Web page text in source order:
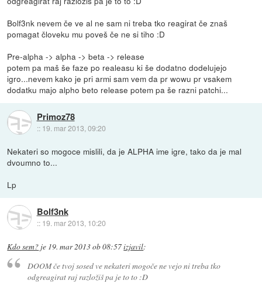
Bolf3nk nevem če ve al ne sam ni treba tko reagirat če znaš
pomagat človeku mu poveš če ne si tiho :D
Pre-alpha -> alpha -> beta -> release
potem pa maš še faze po realeasu ki še dodatno dodelujejo
igro...nevem kako je pri armi sam vem da pr wowu pr vsakem
dodatku majo alpho beto release potem pa še razni patchi...
Primoz78
:: 19. mar 2013, 09:20
Nekateri so mogoce mislili, da je ALPHA ime igre, tako da je mal
dvoumno to...
Lp
Bolf3nk
:: 19. mar 2013, 10:20
Kdo sem? je 19. mar 2013 ob 08:57izjavil:
DOOM če tvoj sosed ve nekateri mogoče ne vejo ni treba tko
odgreagirat raj razložiš pa je to to :D